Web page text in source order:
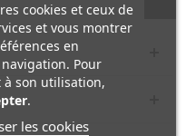
cookies et ceux de
et vous montrer
en
Pour
son utilisation,
.
les cookies